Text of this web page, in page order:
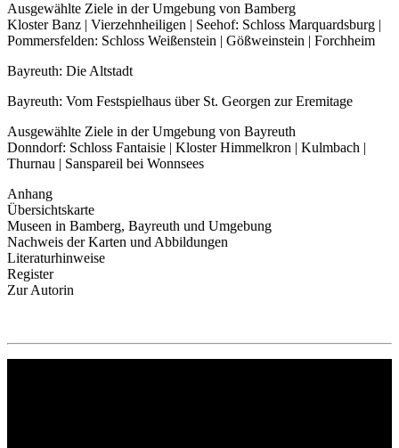
Ausgewählte Ziele in der Umgebung von Bamberg
Kloster Banz | Vierzehnheiligen | Seehof: Schloss Marquardsburg |
Pommersfelden: Schloss Weißenstein | Gößweinstein | Forchheim
Bayreuth: Die Altstadt
Bayreuth: Vom Festspielhaus über St. Georgen zur Eremitage
Ausgewählte Ziele in der Umgebung von Bayreuth
Donndorf: Schloss Fantaisie | Kloster Himmelkron | Kulmbach |
Thurnau | Sanspareil bei Wonnsees
Anhang
Übersichtskarte
Museen in Bamberg, Bayreuth und Umgebung
Nachweis der Karten und Abbildungen
Literaturhinweise
Register
Zur Autorin